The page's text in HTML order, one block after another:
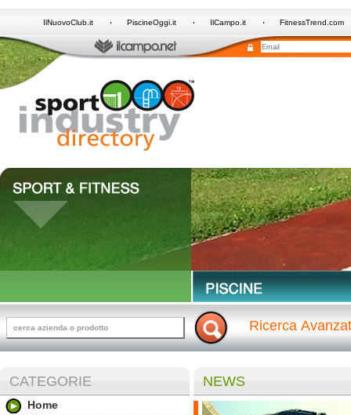
IlNuovoClub.it PiscineOggi.it IlCampo.it FitnessTrend.com
Ricerca
CATEGORIE
Home
NEWS